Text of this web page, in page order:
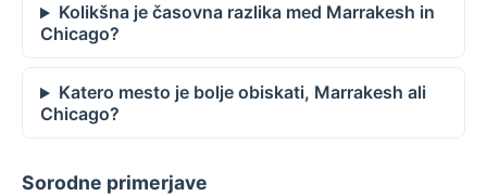
Kolikšna je časovna razlika med Marrakesh in
Chicago?
Katero mesto je bolje obiskati, Marrakesh ali
Chicago?
Sorodne primerjave